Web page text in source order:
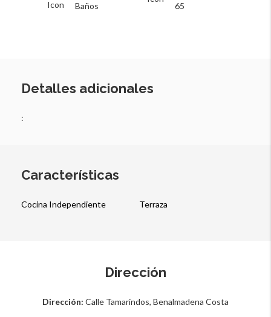
Baños
65
Detalles adicionales
:
Características
Cocina Independiente Terraza
Dirección
Dirección: Calle Tamarindos, Benalmadena Costa